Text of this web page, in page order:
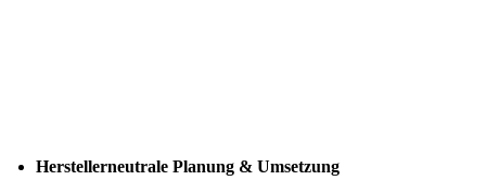
Herstellerneutrale Planung & Umsetzung